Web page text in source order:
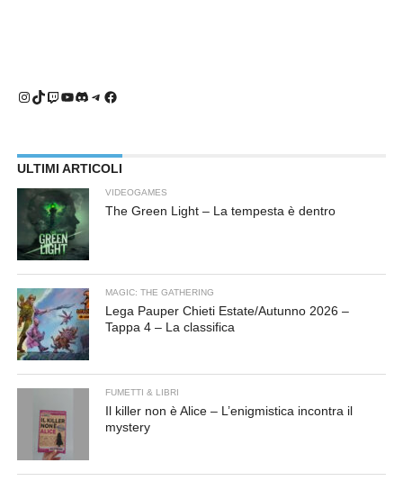
Instagram
TikTok
Twitch
YouTube
Discord
Telegram
Facebook
ULTIMI ARTICOLI
VIDEOGAMES
The Green Light – La tempesta è dentro
MAGIC: THE GATHERING
Lega Pauper Chieti Estate/Autunno 2026 –
Tappa 4 – La classifica
FUMETTI & LIBRI
Il killer non è Alice – L’enigmistica incontra il
mystery